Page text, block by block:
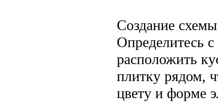
Создание
Определитесь
расположить
плитку рядом,
цвету и форме